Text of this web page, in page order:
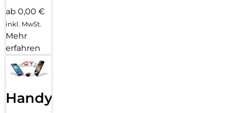
ab 0,00 €
inkl. MwSt.
Mehr
erfahren
Handy